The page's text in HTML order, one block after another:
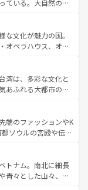
ャニオンやイエロー
が融合した独特の
で異なる魅力を楽
を感じることができ
い。
ている。大自然の神
地といえばオアフ
イ島やカウアイ島が
海をはじめ、豊かな
てくれるハワイの
イアンミュージッ
がハワイの魅力を彩
な文化が魅力の国。
オペラハウス、オー
ル（エアーズロッ
アンズの熱帯雨林な
ェやワイン、オージ
サーフィンやダイ
好きにはたまらな
分に味わいつくそ
湾は、多彩な文化と
あふれる大都市の台
など、都市の喧騒
る人に新しい発見と
い台湾の食文化も魅
エティ豊かな料理
コンテンツ一覧を参
端のファッションやK
ソウルの宮殿や伝統
美を楽しむことが
のストリートフード
る。夜には、韓国な
トナム。南北に細長
青々とした山々、世